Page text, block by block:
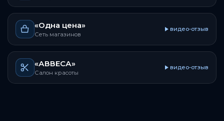
«Одна цена»
Сеть магазинов
видео-отзыв
«АВВЕСА»
Салон красоты
видео-отзыв